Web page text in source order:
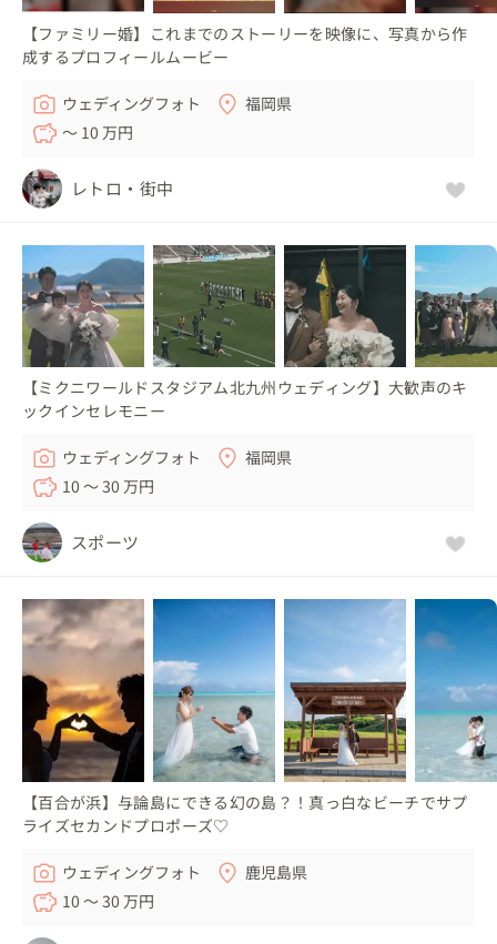
【ファミリー婚】これまでのストーリーを映像に、写真から作
成するプロフィールムービー
ウェディングフォト
福岡県
〜 10 万円
レトロ・街中
【ミクニワールドスタジアム北九州ウェディング】大歓声のキ
ックインセレモニー
ウェディングフォト
福岡県
10 〜 30 万円
スポーツ
【百合が浜】与論島にできる幻の島？！真っ白なビーチでサプ
ライズセカンドプロポーズ♡
ウェディングフォト
鹿児島県
10 〜 30 万円